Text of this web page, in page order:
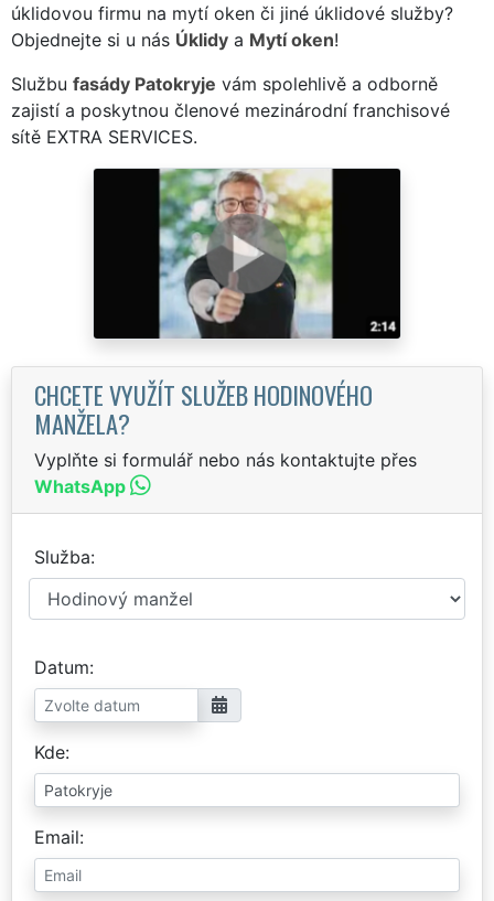
úklidovou firmu na mytí oken či jiné úklidové služby?
Objednejte si u nás Úklidy a Mytí oken!
Službu fasády Patokryje vám spolehlivě a odborně
zajistí a poskytnou členové mezinárodní franchisové
sítě EXTRA SERVICES.
CHCETE VYUŽÍT SLUŽEB HODINOVÉHO
MANŽELA?
Vyplňte si formulář nebo nás kontaktujte přes
WhatsApp
Služba
Datum
Kde
Email